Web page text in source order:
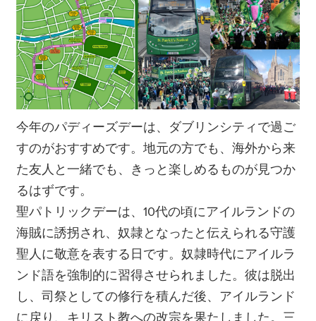
今年のパディーズデーは、ダブリンシティで過ご
すのがおすすめです。地元の方でも、海外から来
た友人と一緒でも、きっと楽しめるものが見つか
るはずです。
聖パトリックデーは、10代の頃にアイルランドの
海賊に誘拐され、奴隷となったと伝えられる守護
聖人に敬意を表する日です。奴隷時代にアイルラ
ンド語を強制的に習得させられました。彼は脱出
し、司祭としての修行を積んだ後、アイルランド
に戻り、キリスト教への改宗を果たしました。三